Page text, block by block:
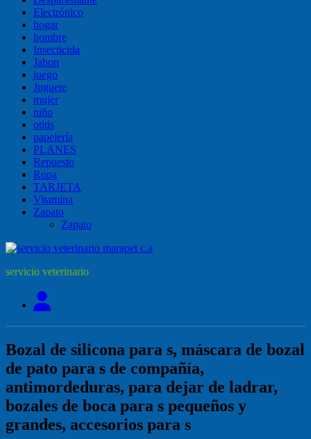
Electrónico
hogar
hombre
Insecticida
Jabon
juego
Juguete
mujer
niño
otitis
papelería
PLANES
Repuesto
Ropa
TARJETA
Vitamina
Zapato
Zapato
servicio veterinario
Bozal de silicona para s, máscara de bozal
de pato para s de compañía,
antimordeduras, para dejar de ladrar,
bozales de boca para s pequeños y
grandes, accesorios para s